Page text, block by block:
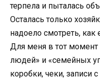
терпела и пыталась
Осталась только
надоело смотреть,
Для меня в тот
людей» и «семейных
коробки, чеки, записи